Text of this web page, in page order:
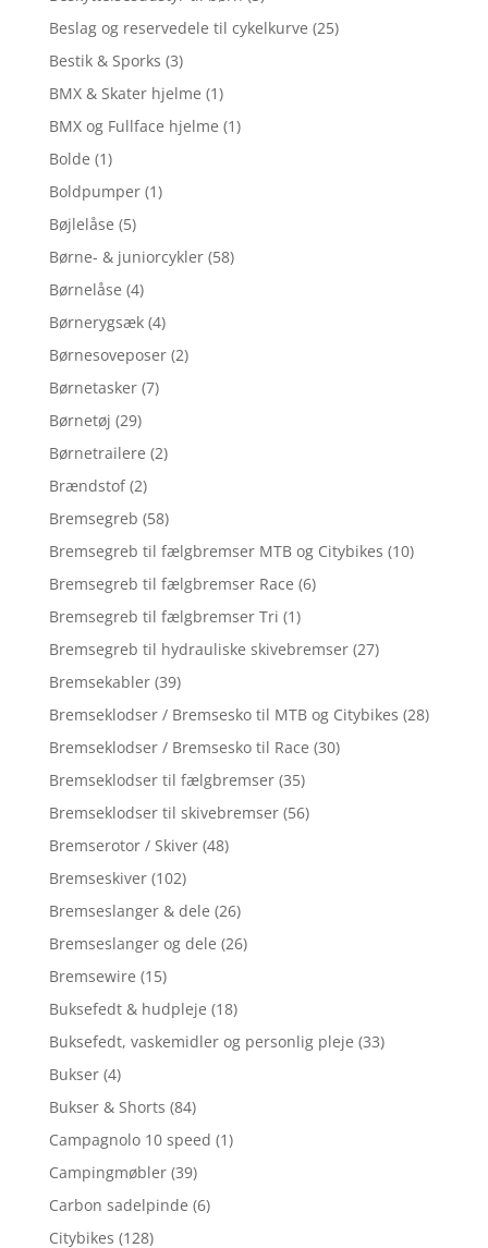
Beslag og reservedele til cykelkurve (25)
Bestik & Sporks (3)
BMX & Skater hjelme (1)
BMX og Fullface hjelme (1)
Bolde (1)
Boldpumper (1)
Bøjlelåse (5)
Børne- & juniorcykler (58)
Børnelåse (4)
Børnerygsæk (4)
Børnesoveposer (2)
Børnetasker (7)
Børnetøj (29)
Børnetrailere (2)
Brændstof (2)
Bremsegreb (58)
Bremsegreb til fælgbremser MTB og Citybikes (10)
Bremsegreb til fælgbremser Race (6)
Bremsegreb til fælgbremser Tri (1)
Bremsegreb til hydrauliske skivebremser (27)
Bremsekabler (39)
Bremseklodser / Bremsesko til MTB og Citybikes (28)
Bremseklodser / Bremsesko til Race (30)
Bremseklodser til fælgbremser (35)
Bremseklodser til skivebremser (56)
Bremserotor / Skiver (48)
Bremseskiver (102)
Bremseslanger & dele (26)
Bremseslanger og dele (26)
Bremsewire (15)
Buksefedt & hudpleje (18)
Buksefedt, vaskemidler og personlig pleje (33)
Bukser (4)
Bukser & Shorts (84)
Campagnolo 10 speed (1)
Campingmøbler (39)
Carbon sadelpinde (6)
Citybikes (128)